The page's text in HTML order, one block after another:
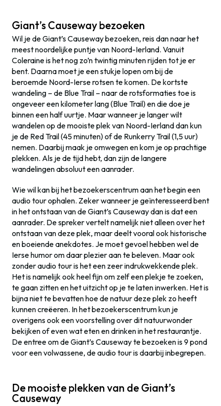
Giant’s Causeway bezoeken
Wil je de Giant’s Causeway bezoeken, reis dan naar het
meest noordelijke puntje van Noord-Ierland. Vanuit
Coleraine is het nog zo’n twintig minuten rijden tot je er
bent. Daarna moet je een stukje lopen om bij de
beroemde Noord-Ierse rotsen te komen. De kortste
wandeling – de Blue Trail – naar de rotsformaties toe is
ongeveer een kilometer lang (Blue Trail) en die doe je
binnen een half uurtje. Maar wanneer je langer wilt
wandelen op de mooiste plek van Noord-Ierland dan kun
je de Red Trail (45 minuten) of de Runkerry Trail (1,5 uur)
nemen. Daarbij maak je omwegen en kom je op prachtige
plekken. Als je de tijd hebt, dan zijn de langere
wandelingen absoluut een aanrader.
Wie wil kan bij het bezoekerscentrum aan het begin een
audio tour ophalen. Zeker wanneer je geïnteresseerd bent
in het ontstaan van de Giant’s Causeway dan is dat een
aanrader. De spreker vertelt namelijk niet alleen over het
ontstaan van deze plek, maar deelt vooral ook historische
en boeiende anekdotes. Je moet gevoel hebben wel de
Ierse humor om daar plezier aan te beleven. Maar ook
zonder audio tour is het een zeer indrukwekkende plek.
Het is namelijk ook heel fijn om zelf een plekje te zoeken,
te gaan zitten en het uitzicht op je te laten inwerken. Het is
bijna niet te bevatten hoe de natuur deze plek zo heeft
kunnen creëeren. In het bezoekerscentrum kun je
overigens ook een voorstelling over dit natuurwonder
bekijken of even wat eten en drinken in het restaurantje.
De entree om de Giant’s Causeway te bezoeken is 9 pond
voor een volwassene, de audio tour is daarbij inbegrepen.
De mooiste plekken van de Giant’s
Causeway